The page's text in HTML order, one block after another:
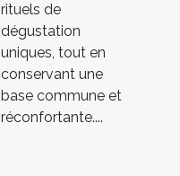
rituels de
dégustation
uniques, tout en
conservant une
base commune et
réconfortante....